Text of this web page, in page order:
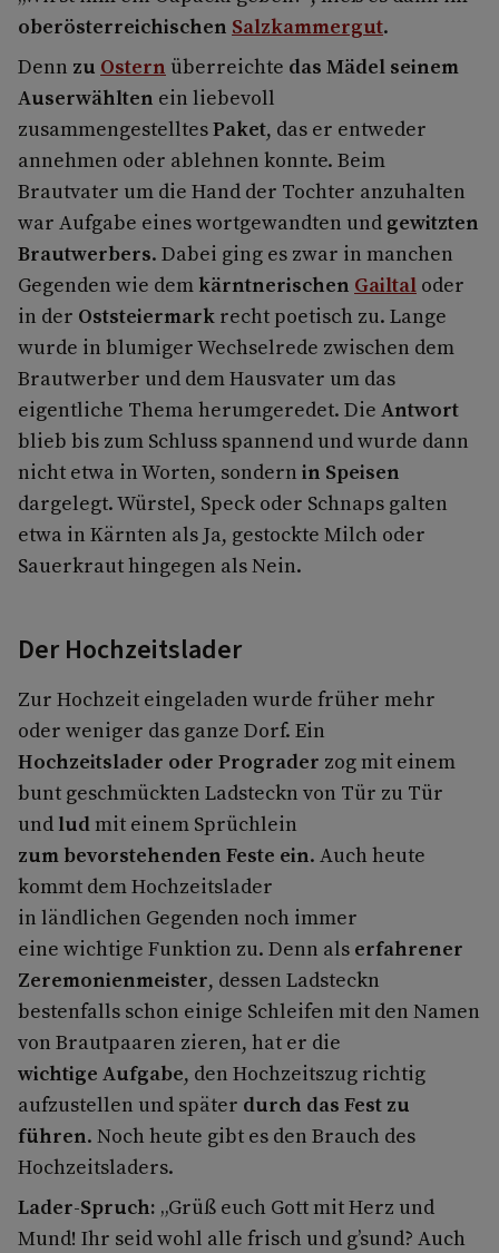
oberösterreichischen Salzkammergut.
Denn zu Ostern überreichte das Mädel seinem
Auserwählten ein liebevoll
zusammengestelltesPaket, das er entweder
annehmen oder ablehnen konnte. Beim
Brautvater um die Hand der Tochter anzuhalten
war Aufgabe eines wortgewandten und gewitzten
Brautwerbers. Dabei ging es zwar in manchen
Gegenden wie demkärntnerischen Gailtal oder
in der Oststeiermark recht poetisch zu. Lange
wurde in blumiger Wechselrede zwischen dem
Brautwerber und dem Hausvater um das
eigentliche Thema herumgeredet. Die Antwort
blieb bis zum Schluss spannend und wurde dann
nicht etwa in Worten, sondern in Speisen
dargelegt. Würstel, Speck oder Schnaps galten
etwa in Kärnten als Ja, gestockte Milch oder
Sauerkraut hingegen als Nein.
Der Hochzeitslader
Zur Hochzeit eingeladen wurde früher mehr
oder weniger das ganze Dorf. Ein
Hochzeitslader oder Prograder zog mit einem
bunt geschmückten Ladsteckn von Tür zu Tür
und ludmit einem Sprüchlein
zum bevorstehenden Feste ein. Auch heute
kommt dem Hochzeitslader
in ländlichen Gegenden noch immer
eine wichtige Funktion zu. Denn als erfahrener
Zeremonienmeister, dessen Ladsteckn
bestenfalls schon einige Schleifen mit den Namen
von Brautpaaren zieren, hat er die
wichtige Aufgabe, den Hochzeitszug richtig
aufzustellen und später durch das Fest zu
führen. Noch heute gibt es den Brauch des
Hochzeitsladers.
Lader-Spruch: „Grüß euch Gott mit Herz und
Mund! Ihr seid wohl alle frisch und g’sund? Auch